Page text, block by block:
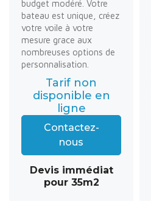
budget modéré. Votre
bateau est unique, créez
votre voile à votre
mesure grace aux
nombreuses options de
personnalisation.
Tarif non
disponible en
ligne
Contactez-
nous
Devis immédiat
pour 35m2